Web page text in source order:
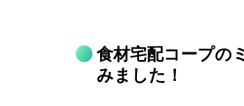
食材宅配コープの
みました！